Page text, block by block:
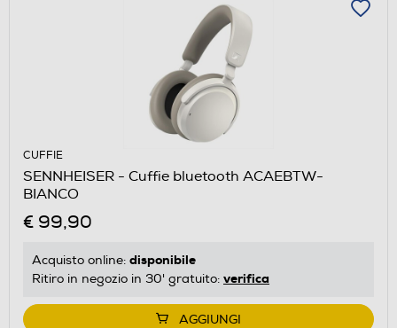
CUFFIE
SENNHEISER - Cuffie bluetooth ACAEBTW-
BIANCO
€ 99,90
Acquisto online: disponibile
Ritiro in negozio in 30' gratuito: verifica
AGGIUNGI